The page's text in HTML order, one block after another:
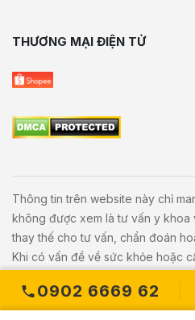
0902 6669 62
THƯƠNG MẠI ĐIỆN TỬ
Thông tin trên website này chỉ
không được xem là tư vấn y khoa
thay thế cho tư vấn, chẩn đoán
Khi có vấn đề về sức khỏe hoặc
cần liên hệ bác sĩ và cơ sở y tế
Copyright © 2020Vivita.vnAll